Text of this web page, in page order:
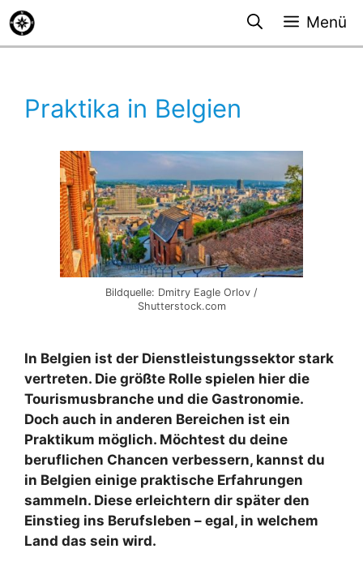
Zum
Inhalt
springen
Menü
Praktika in Belgien
Bildquelle: Dmitry Eagle Orlov /
Shutterstock.com
In Belgien ist der Dienstleistungssektor stark
vertreten. Die größte Rolle spielen hier die
Tourismusbranche und die Gastronomie.
Doch auch in anderen Bereichen ist ein
Praktikum möglich. Möchtest du deine
beruflichen Chancen verbessern, kannst du
in Belgien einige praktische Erfahrungen
sammeln. Diese erleichtern dir später den
Einstieg ins Berufsleben – egal, in welchem
Land das sein wird.